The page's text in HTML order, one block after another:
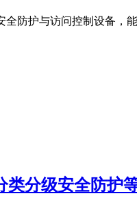
全防护与访问控制设备
分级安全防护